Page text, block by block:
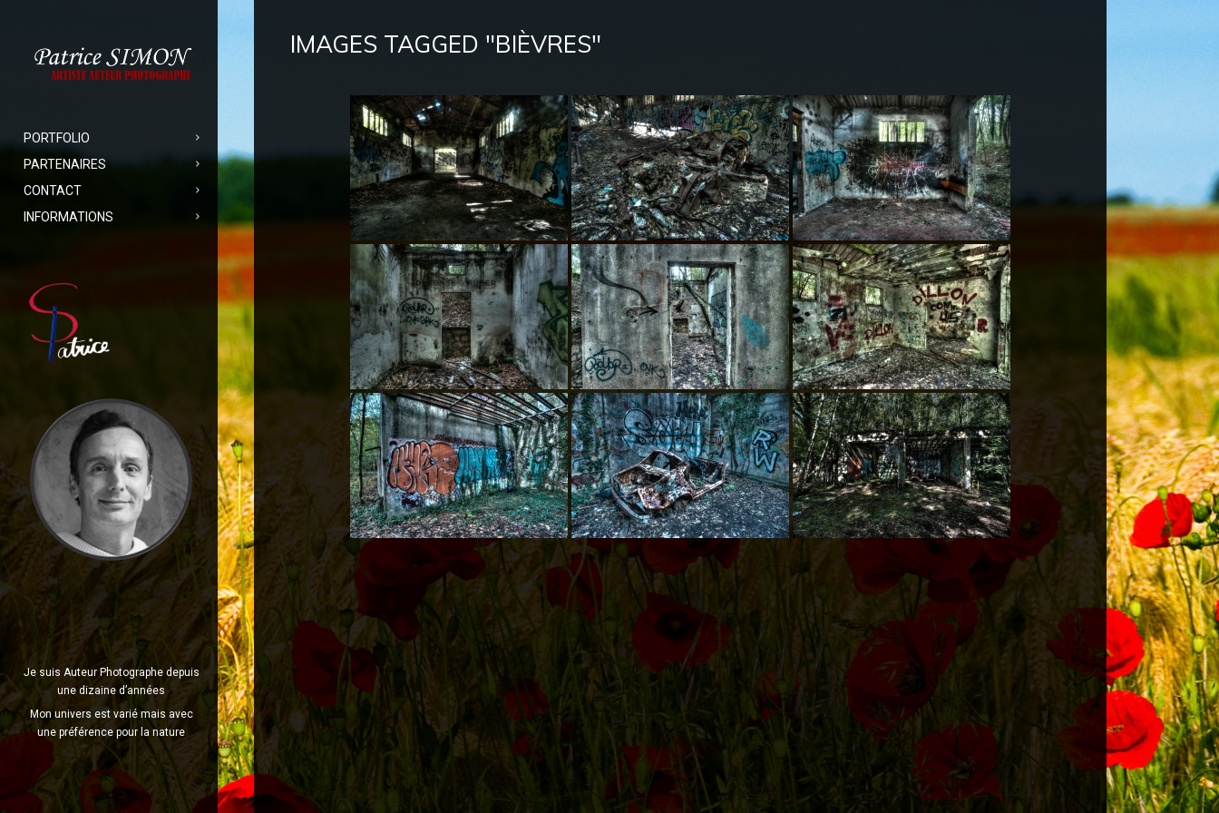
PORTFOLIO
PARTENAIRES
CONTACT
INFORMATIONS
Je suis Auteur Photographe depuis
une dizaine d’années
Mon univers est varié mais avec
une préférence pour la nature
IMAGES TAGGED "BIÈVRES"